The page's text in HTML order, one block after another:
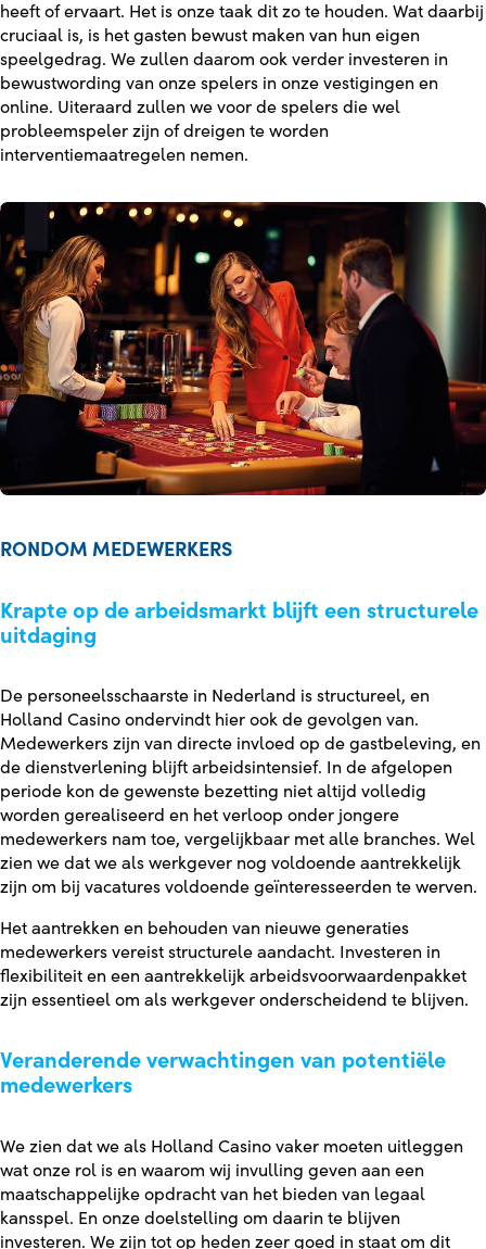
heeft of ervaart. Het is onze taak dit zo te houden. Wat daarbij
cruciaal is, is het gasten bewust maken van hun eigen
speelgedrag. We zullen daarom ook verder investeren in
bewustwording van onze spelers in onze vestigingen en
online. Uiteraard zullen we voor de spelers die wel
probleemspeler zijn of dreigen te worden
interventiemaatregelen nemen.
RONDOM MEDEWERKERS
Krapte op de arbeidsmarkt blijft een structurele
uitdaging
De personeelsschaarste in Nederland is structureel, en
Holland Casino ondervindt hier ook de gevolgen van.
Medewerkers zijn van directe invloed op de gastbeleving, en
de dienstverlening blijft arbeidsintensief. In de afgelopen
periode kon de gewenste bezetting niet altijd volledig
worden gerealiseerd en het verloop onder jongere
medewerkers nam toe, vergelijkbaar met alle branches. Wel
zien we dat we als werkgever nog voldoende aantrekkelijk
zijn om bij vacatures voldoende geïnteresseerden te werven.
Het aantrekken en behouden van nieuwe generaties
medewerkers vereist structurele aandacht. Investeren in
flexibiliteit en een aantrekkelijk arbeidsvoorwaardenpakket
zijn essentieel om als werkgever onderscheidend te blijven.
Veranderende verwachtingen van potentiële
medewerkers
We zien dat we als Holland Casino vaker moeten uitleggen
wat onze rol is en waarom wij invulling geven aan een
maatschappelijke opdracht van het bieden van legaal
kansspel. En onze doelstelling om daarin te blijven
investeren. We zijn tot op heden zeer goed in staat om dit